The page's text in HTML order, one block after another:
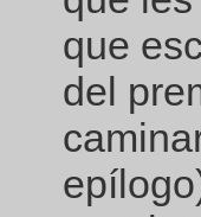
que
del